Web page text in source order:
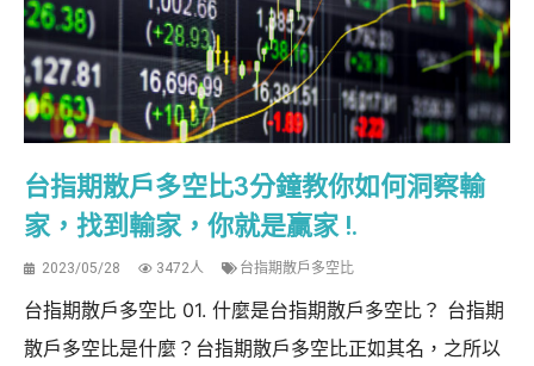
台指期散戶多空比3分鐘教你如何洞察輸
家，找到輸家，你就是贏家 !.
2023/05/28 3472人 台指期散戶多空比
台指期散戶多空比 01. 什麼是台指期散戶多空比？ 台指期
散戶多空比是什麼？台指期散戶多空比正如其名，之所以